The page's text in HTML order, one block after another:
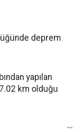
deprem
yapılan
km olduğu